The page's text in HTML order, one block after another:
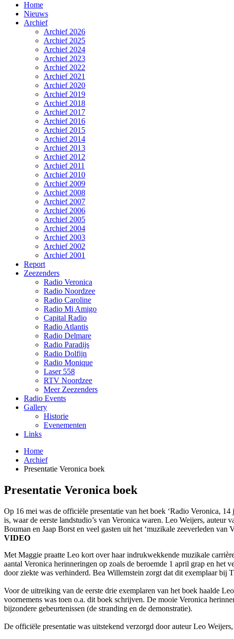
Home
Nieuws
Archief
Archief 2026
Archief 2025
Archief 2024
Archief 2023
Archief 2022
Archief 2021
Archief 2020
Archief 2019
Archief 2018
Archief 2017
Archief 2016
Archief 2015
Archief 2014
Archief 2013
Archief 2012
Archief 2011
Archief 2010
Archief 2009
Archief 2008
Archief 2007
Archief 2006
Archief 2005
Archief 2004
Archief 2003
Archief 2002
Archief 2001
Report
Zeezenders
Radio Veronica
Radio Noordzee
Radio Caroline
Radio Mi Amigo
Capital Radio
Radio Atlantis
Radio Delmare
Radio Paradijs
Radio Dolfijn
Radio Monique
Laser 558
RTV Noordzee
Meer Zeezenders
Radio Events
Gallery
Historie
Evenementen
Links
Home
Archief
Presentatie Veronica boek
Presentatie Veronica boek
Op 16 mei was de officiële presentatie van het boek ‘Radio Veronica,
is, waar de eerste landstudio’s van Veronica waren. Leo Weijers,
Bouman en Jaap Borst en veel gasten uit het ‘muzikale zeeverleden
VIDEO
Met Maggie praatte Leo kort over haar indrukwekkende muzikale
aantal Veronica herinneringen op zoals de beroemde 1 april grap en het
door ziekte was verhinderd. Bea Willemstein zorgt dat dit exemplaar bij
Voor de uitreiking van de eerste drie exemplaren van het boek haalde
voornemens was toen o.a. dit boek schrijven. De mooie Veronica
bijzondere gebeurtenissen (de stranding en de demonstratie).
De officiële presentatie was uitstekend verzorgd door auteur Leo Weijers,